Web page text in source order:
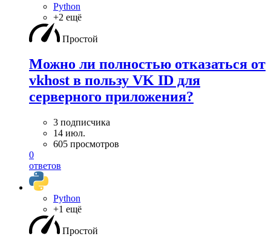
Python
+2 ещё
Простой
Можно ли полностью отказаться от
vkhost в пользу VK ID для
серверного приложения?
3 подписчика
14 июл.
605 просмотров
0
ответов
Python
+1 ещё
Простой